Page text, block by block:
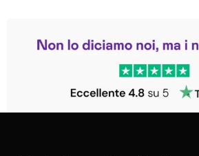
Trustpilot